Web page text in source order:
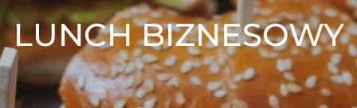
LUNCH BIZNESOWY